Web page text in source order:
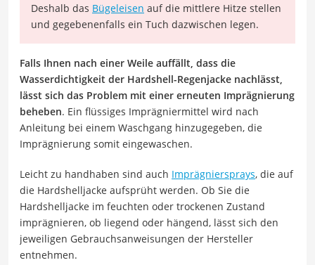
Deshalb das Bügeleisen auf die mittlere Hitze stellen
und gegebenenfalls ein Tuch dazwischen legen.
Falls Ihnen nach einer Weile auffällt, dass die
Wasserdichtigkeit der Hardshell-Regenjacke nachlässt,
lässt sich das Problem mit einer erneuten Imprägnierung
beheben. Ein flüssiges Imprägniermittel wird nach
Anleitung bei einem Waschgang hinzugegeben, die
Imprägnierung somit eingewaschen.
Leicht zu handhaben sind auch Imprägniersprays, die auf
die Hardshelljacke aufsprüht werden. Ob Sie die
Hardshelljacke im feuchten oder trockenen Zustand
imprägnieren, ob liegend oder hängend, lässt sich den
jeweiligen Gebrauchsanweisungen der Hersteller
entnehmen.